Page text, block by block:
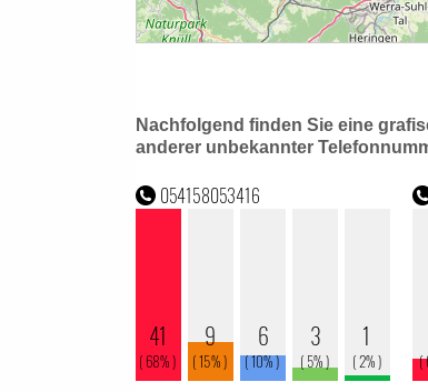
Nachfolgend finden Sie eine
anderer unbekannter